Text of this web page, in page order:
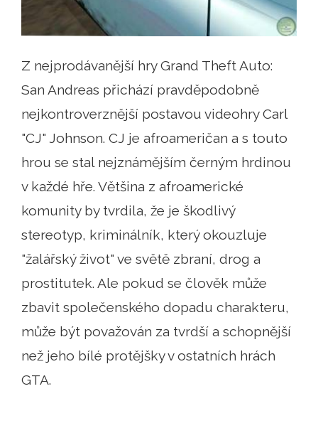
Z nejprodávanější hry Grand Theft Auto:
San Andreas přichází pravděpodobně
nejkontroverznější postavou videohry Carl
"CJ" Johnson. CJ je afroameričan a s touto
hrou se stal nejznámějším černým hrdinou
v každé hře. Většina z afroamerické
komunity by tvrdila, že je škodlivý
stereotyp, kriminálník, který okouzluje
"žalářský život" ve světě zbraní, drog a
prostitutek. Ale pokud se člověk může
zbavit společenského dopadu charakteru,
může být považován za tvrdší a schopnější
než jeho bílé protějšky v ostatních hrách
GTA.